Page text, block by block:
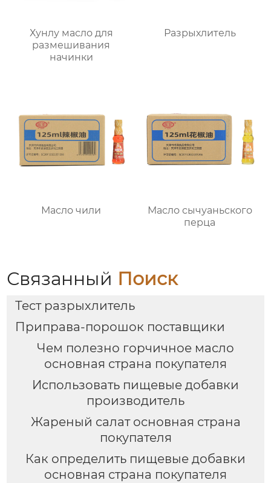
Хунлу масло для
размешивания
начинки
Разрыхлитель
Масло чили
Масло сычуаньского
перца
Связанный Поиск
Тест разрыхлитель
Приправа-порошок поставщики
Чем полезно горчичное масло
основная страна покупателя
Использовать пищевые добавки
производитель
Жареный салат основная страна
покупателя
Как определить пищевые добавки
основная страна покупателя